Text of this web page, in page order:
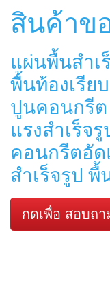
สินค้าข
แผ่นพื้นสำเ
พื้นท้องเรีย
ปูนคอนกรี
แรงสำเร็จ
คอนกรีตอั
สำเร็จรูป
กดเพื่อ สอบถา